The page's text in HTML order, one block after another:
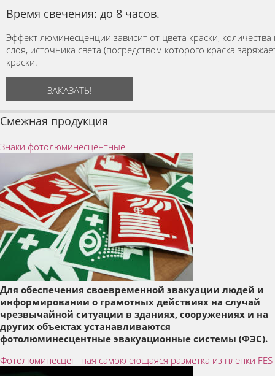
Время свечения: до 8 часов.
Эффект люминесценции зависит от цвета краски,
слоя, источника света (посредством которого краска
краски.
ЗАКАЗАТЬ!
Смежная продукция
Знаки фотолюминесцентные
Для обеспечения своевременной эвакуации людей и
информировании о грамотных действиях на случай
чрезвычайной ситуации в зданиях, сооружениях и на
других объектах устанавливаются
фотолюминесцентные эвакуационные системы (ФЭС).
Фотолюминесцентная самоклеющаяся разметка из пленки FES